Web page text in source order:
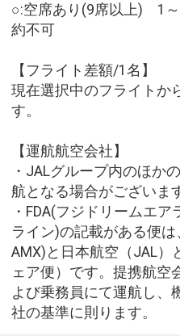
○:空席あり(9席以上) 1
約不可
【フライト差額/1名】
現在選択中のフライトか
す。
【運航航空会社】
・JALグループ内のほか
航となる場合がございま
・FDA(フジドリームエ
ライン)の記載がある便は
AMX)と日本航空（JAL）
ェア便）です。提携航空
よび乗務員にて運航し、
社の基準に則ります。